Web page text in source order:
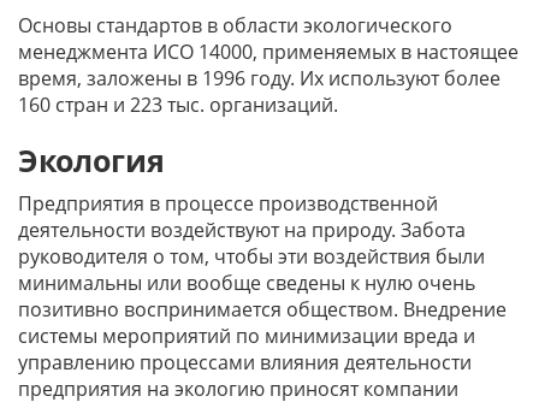
Основы стандартов в области экологического
менеджмента ИСО 14000, применяемых в настоящее
время, заложены в 1996 году. Их используют более
160 стран и 223 тыс. организаций.
Экология
Предприятия в процессе производственной
деятельности воздействуют на природу. Забота
руководителя о том, чтобы эти воздействия были
минимальны или вообще сведены к нулю очень
позитивно воспринимается обществом. Внедрение
системы мероприятий по минимизации вреда и
управлению процессами влияния деятельности
предприятия на экологию приносят компании